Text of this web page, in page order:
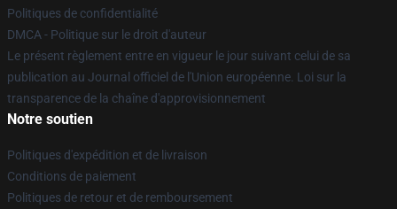
Politiques de confidentialité
DMCA - Politique sur le droit d'auteur
Le présent règlement entre en vigueur le jour suivant celui de sa
publication au Journal officiel de l'Union européenne. Loi sur la
transparence de la chaîne d'approvisionnement
Notre soutien
Politiques d'expédition et de livraison
Conditions de paiement
Politiques de retour et de remboursement